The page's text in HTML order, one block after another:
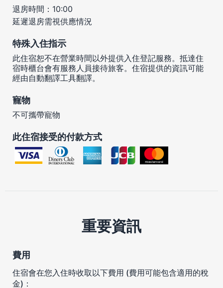
退房時間：10:00
延遲退房需視供應情況
特殊入住指示
此住宿恕不在營業時間以外提供入住登記服務。抵達住
宿時櫃台會有服務人員接待旅客。住宿提供的資訊可能
經由自動翻譯工具翻譯。
寵物
不可攜帶寵物
此住宿接受的付款方式
重要資訊
費用
住宿會在您入住時收取以下費用 (費用可能包含適用的稅
金)：